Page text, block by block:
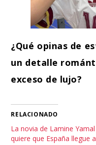
¿Qué opinas de
un detalle
exceso de lujo?
RELACIONADO
La novia de Lamine Yamal
quiere que España llegue a